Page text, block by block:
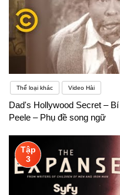
Thể loại khác Video Hài
Dad's Hollywood Secret –
Peele – Phụ đề song ngữ
Tập
3